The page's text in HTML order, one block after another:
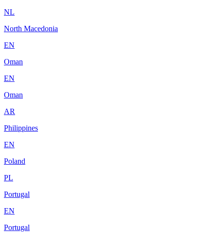
NL
North Macedonia
EN
Oman
EN
Oman
AR
Philippines
EN
Poland
PL
Portugal
EN
Portugal